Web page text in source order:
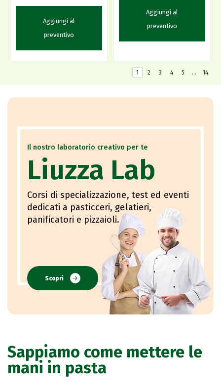
Aggiungi al
preventivo
Aggiungi al
preventivo
1 2 3 4 5 … 14
Il nostro laboratorio creativo per te
Liuzza Lab
Corsi di specializzazione, test ed eventi
dedicati a pasticceri, gelatieri,
panificatori e pizzaioli.
Scopri
Sappiamo come mettere le
mani in pasta